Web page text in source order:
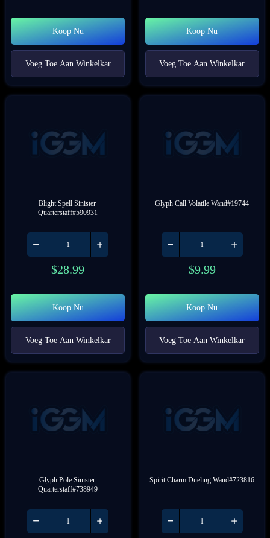
Koop Nu
Voeg Toe Aan Winkelkar
Koop Nu
Voeg Toe Aan Winkelkar
Blight Spell Sinister
Quarterstaff#590931
$28.99
Koop Nu
Voeg Toe Aan Winkelkar
Glyph Call Volatile Wand#19744
$9.99
Koop Nu
Voeg Toe Aan Winkelkar
Glyph Pole Sinister
Quarterstaff#738949
Spirit Charm Dueling Wand#723816